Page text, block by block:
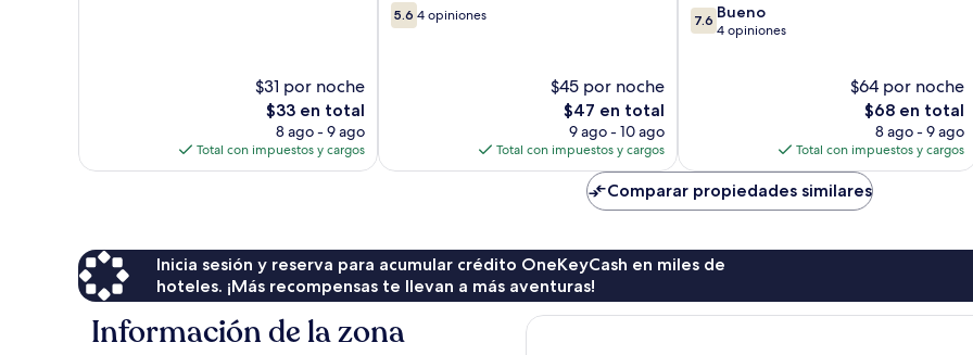
$31 por noche
El
precio
actual
es
$33 en total
8 ago - 9 ago
Total con impuestos y cargos
5.6
de
5.6 4 opiniones
$45 por noche
El
precio
actual
es
$47 en total
9 ago - 10 ago
Total con impuestos y cargos
7.6
de
7.6 Bueno
4 opiniones
$64 por noche
El
precio
actual
es
de
$68
$68 en total
8 ago - 9 ago
Total con impuestos y cargos
Comparar propiedades similares
Inicia sesión y reserva para acumular crédito OneKeyCash en miles de
hoteles. ¡Más recompensas te llevan a más aventuras!
Información de la zona